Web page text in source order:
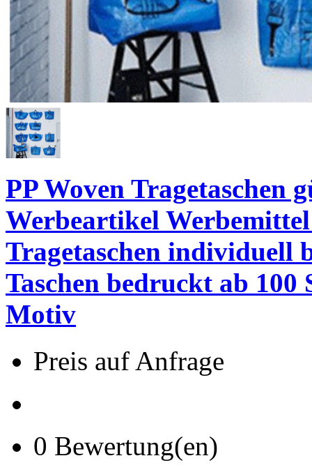
PP Woven Tragetaschen
Werbeartikel
Tragetaschen individuell
Taschen bedruckt ab
Motiv
Preis auf Anfrage
0 Bewertung(en)